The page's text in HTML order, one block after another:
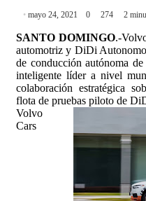
mayo 24, 2021 0 274 2
SANTO DOMINGO.-
automotriz y DiDi
de conducción autónoma
inteligente líder a nivel
colaboración estratégica
flota de pruebas piloto de
Volvo
Cars